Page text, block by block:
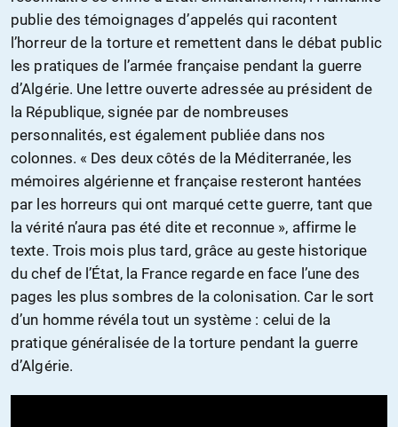
publie des témoignages d’appelés qui racontent
l’horreur de la torture et remettent dans le débat public
les pratiques de l’armée française pendant la guerre
d’Algérie. Une lettre ouverte adressée au président de
la République, signée par de nombreuses
personnalités, est également publiée dans nos
colonnes. « Des deux côtés de la Méditerranée, les
mémoires algérienne et française resteront hantées
par les horreurs qui ont marqué cette guerre, tant que
la vérité n’aura pas été dite et reconnue », affirme le
texte. Trois mois plus tard, grâce au geste historique
du chef de l’État, la France regarde en face l’une des
pages les plus sombres de la colonisation. Car le sort
d’un homme révéla tout un système : celui de la
pratique généralisée de la torture pendant la guerre
d’Algérie.